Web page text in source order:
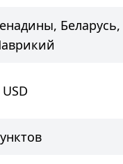
Беларусь,
USD